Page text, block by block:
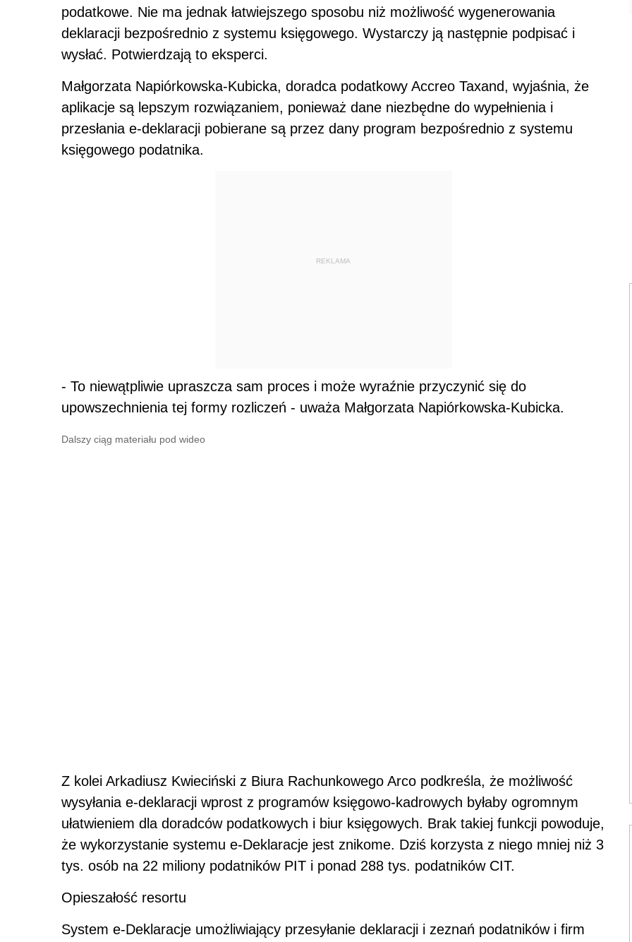
podatkowe. Nie ma jednak łatwiejszego sposobu niż możliwość wygenerowania
deklaracji bezpośrednio z systemu księgowego. Wystarczy ją następnie podpisać i
wysłać. Potwierdzają to eksperci.
Małgorzata Napiórkowska-Kubicka, doradca podatkowy Accreo Taxand, wyjaśnia, że
aplikacje są lepszym rozwiązaniem, ponieważ dane niezbędne do wypełnienia i
przesłania e-deklaracji pobierane są przez dany program bezpośrednio z systemu
księgowego podatnika.
REKLAMA
- To niewątpliwie upraszcza sam proces i może wyraźnie przyczynić się do
upowszechnienia tej formy rozliczeń - uważa Małgorzata Napiórkowska-Kubicka.
Dalszy ciąg materiału pod wideo
Z kolei Arkadiusz Kwieciński z Biura Rachunkowego Arco podkreśla, że możliwość
wysyłania e-deklaracji wprost z programów księgowo-kadrowych byłaby ogromnym
ułatwieniem dla doradców podatkowych i biur księgowych. Brak takiej funkcji powoduje,
że wykorzystanie systemu e-Deklaracje jest znikome. Dziś korzysta z niego mniej niż 3
tys. osób na 22 miliony podatników PIT i ponad 288 tys. podatników CIT.
Opieszałość resortu
System e-Deklaracje umożliwiający przesyłanie deklaracji i zeznań podatników i firm